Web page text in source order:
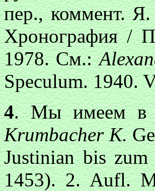
пер., коммент.
Хронография /
1978. См.:
Speculum. 1940.
4. Мы имеем в
Krumbacher К.
Justinian bis
1453). 2. Aufl.